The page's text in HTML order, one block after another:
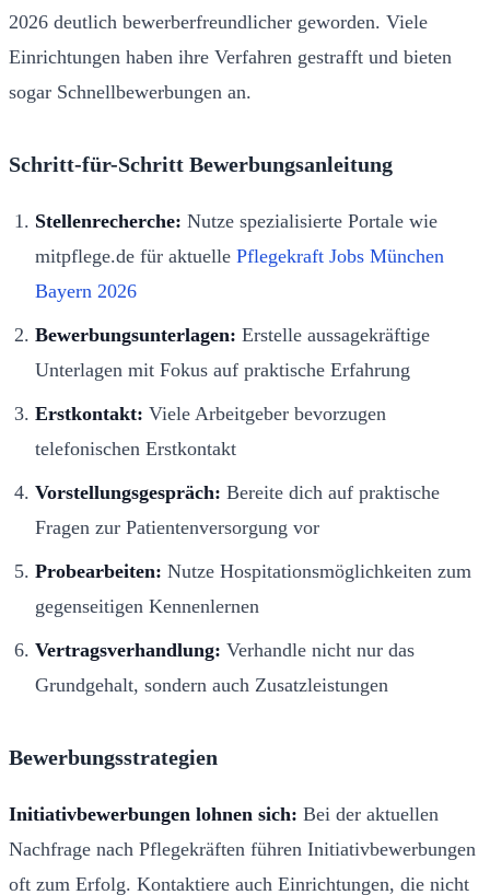
2026 deutlich bewerberfreundlicher geworden. Viele
Einrichtungen haben ihre Verfahren gestrafft und bieten
sogar Schnellbewerbungen an.
Schritt-für-Schritt Bewerbungsanleitung
Stellenrecherche: Nutze spezialisierte Portale wie
mitpflege.de für aktuelle Pflegekraft Jobs München
Bayern 2026
Bewerbungsunterlagen: Erstelle aussagekräftige
Unterlagen mit Fokus auf praktische Erfahrung
Erstkontakt: Viele Arbeitgeber bevorzugen
telefonischen Erstkontakt
Vorstellungsgespräch: Bereite dich auf praktische
Fragen zur Patientenversorgung vor
Probearbeiten: Nutze Hospitationsmöglichkeiten zum
gegenseitigen Kennenlernen
Vertragsverhandlung: Verhandle nicht nur das
Grundgehalt, sondern auch Zusatzleistungen
Bewerbungsstrategien
Initiativbewerbungen lohnen sich: Bei der aktuellen
Nachfrage nach Pflegekräften führen Initiativbewerbungen
oft zum Erfolg. Kontaktiere auch Einrichtungen, die nicht